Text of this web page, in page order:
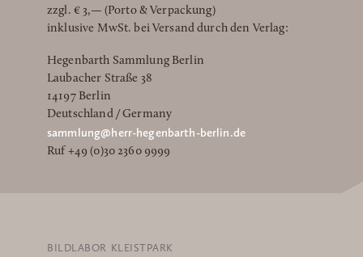
zzgl. € 3,— (Porto & Verpackung)
inklusive MwSt. bei Versand durch den Verlag:
Hegenbarth Sammlung Berlin
Laubacher Straße 38
14197 Berlin
Deutschland / Germany
sammlung@herr-hegenbarth-berlin.de
Ruf +49 (0)30 2360 9999
BILDLABOR KLEISTPARK